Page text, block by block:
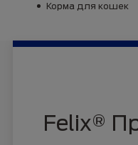
Корма для кошек
Felix®